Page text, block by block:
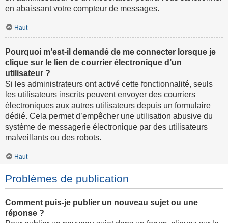
en abaissant votre compteur de messages.
Haut
Pourquoi m’est-il demandé de me connecter lorsque je
clique sur le lien de courrier électronique d’un
utilisateur ?
Si les administrateurs ont activé cette fonctionnalité, seuls
les utilisateurs inscrits peuvent envoyer des courriers
électroniques aux autres utilisateurs depuis un formulaire
dédié. Cela permet d’empêcher une utilisation abusive du
système de messagerie électronique par des utilisateurs
malveillants ou des robots.
Haut
Problèmes de publication
Comment puis-je publier un nouveau sujet ou une
réponse ?